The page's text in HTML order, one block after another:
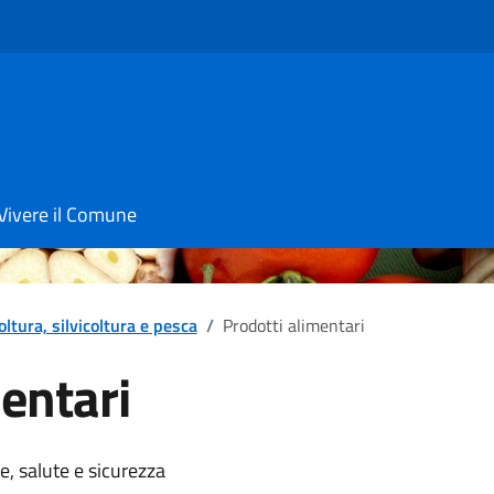
il Comune
silvicoltura e pesca / Prodotti alimentari
salute e sicurezza